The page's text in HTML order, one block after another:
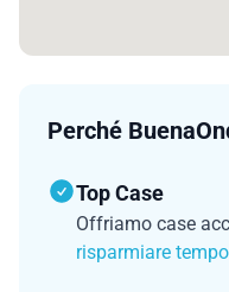
Perché
Top Case
Offriamo case
risparmiare